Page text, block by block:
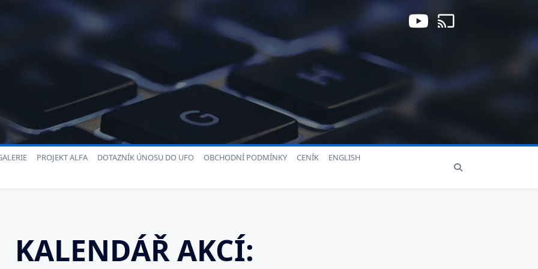
PROJEKT ALFA DOTAZNÍK ÚNOSU DO UFO OBCHODNÍ PODMÍNKY CENÍK
ENGLISH
KALENDÁŘ AKCÍ: